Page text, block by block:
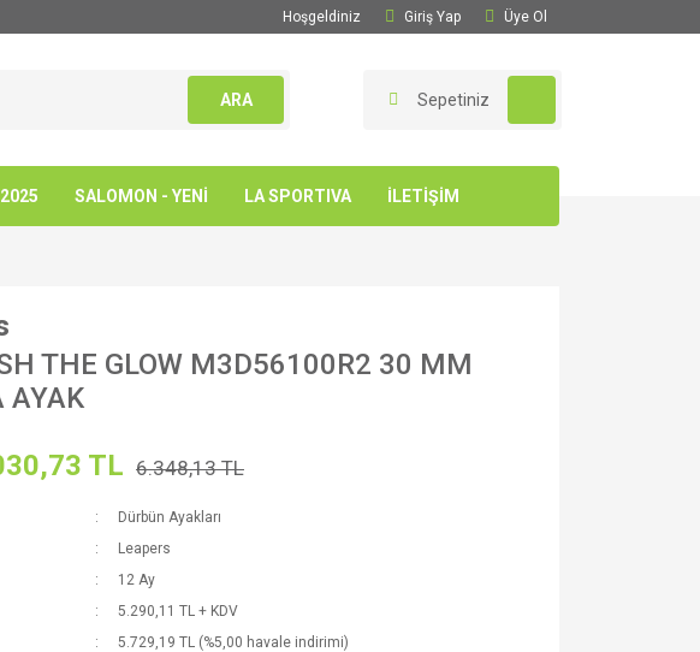
Hoşgeldiniz Giriş Yap Üye Ol
ARA Sepetiniz
SALOMON - YENİ LA SPORTIVA İLETİŞİM
THE GLOW M3D56100R2 30 MM
AYAK
TL 6.348,13 TL
Dürbün Ayakları
Leapers
12 Ay
5.290,11 TL + KDV
5.729,19 TL (%5,00 havale indirimi)